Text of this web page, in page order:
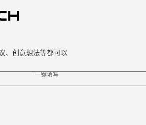
、创意想法等都可以
一键填写